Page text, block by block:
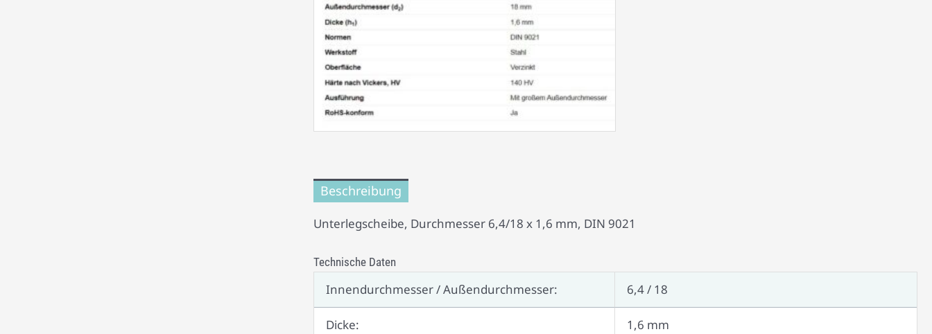
Beschreibung
Unterlegscheibe, Durchmesser 6,4/18 x 1,6 mm, DIN 9021
Technische Daten
Innendurchmesser / Außendurchmesser: 6,4 / 18
Dicke: 1,6 mm